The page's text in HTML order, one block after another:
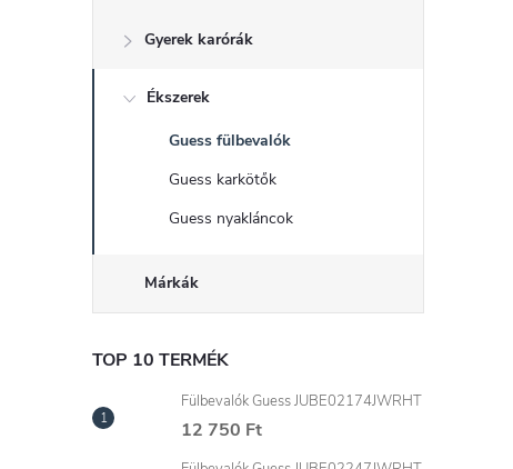
l
n
e
l
Gyerek karórák
Ékszerek
Guess fülbevalók
Guess karkötők
Guess nyakláncok
Márkák
TOP 10 TERMÉK
Fülbevalók Guess JUBE02174JWRHT
12 750 Ft